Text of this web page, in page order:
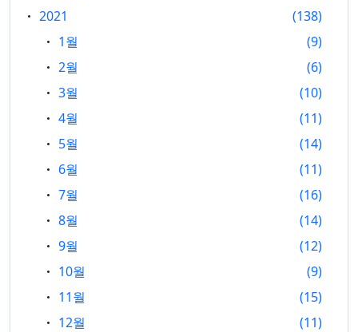
2021
138
1월
9
2월
6
3월
10
4월
11
5월
14
6월
11
7월
16
8월
14
9월
12
10월
9
11월
15
12월
11